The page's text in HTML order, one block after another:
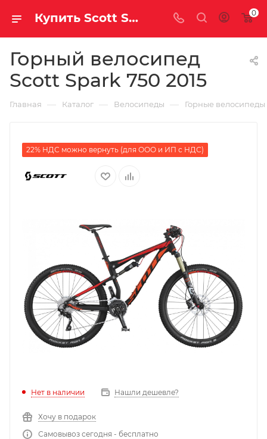
Купить Scott Spark 750 2015 за рублей, а со скидкой 0
Горный велосипед
Scott Spark 750 2015
Главная — Каталог — Велосипеды — Горные велосипеды
22% НДС можно вернуть (для ООО и ИП с НДС)
Нет в наличии Нашли дешевле?
Хочу в подарок
Самовывоз сегодня - бесплатно